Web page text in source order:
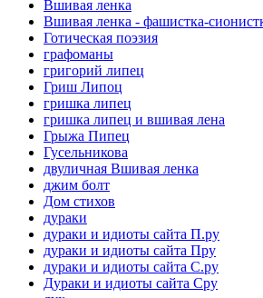
Вшивая ленка
Вшивая ленка - фашистка-
Готическая поэзия
графоманы
григорий липец
Гриш Липоц
гришка липец
гришка липец и вшивая лена
Грыжа Пипец
Гусельникова
двуличная Вшивая ленка
джим болт
Дом стихов
дураки
дураки и идиоты сайта П.ру
дураки и идиоты сайта Пру
дураки и идиоты сайта С.ру
Дураки и идиоты сайта Сру